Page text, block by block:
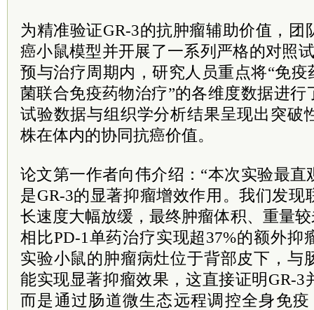
为精准验证GR-3的抗肿瘤辅助价值，团
癌小鼠模型并开展了一系列严格的对照
预与治疗周期内，研究人员重点将“免疫
菌联合免疫药物治疗”的各维度数据进
试验数据与组织学分析结果呈现出突破
株在体内的协同抗癌价值。
论文第一作者向伟介绍：“本次实验最
是GR-3的显著抑瘤增效作用。我们发现
长速度大幅放缓，最终肿瘤体积、重量
相比PD-1单药治疗实现超37%的额外抑
实验小鼠的肿瘤病灶位于背部皮下，与
能实现显著抑瘤效果，这直接证明GR-3
而是通过肠道微生态远程调控全身免